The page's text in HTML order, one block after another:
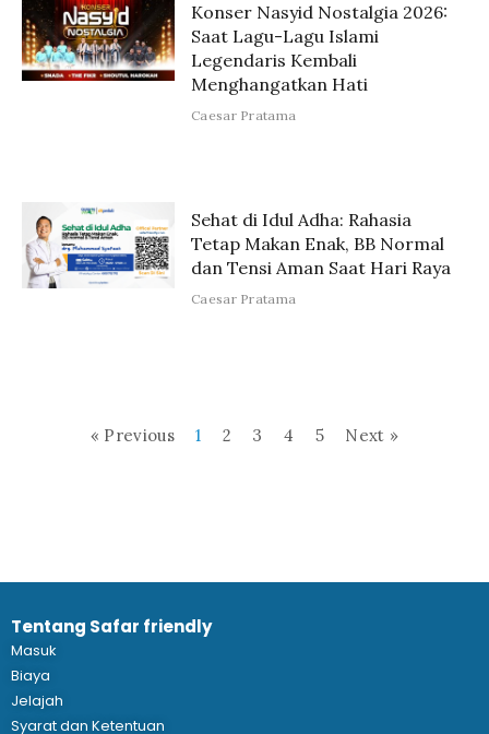
Konser Nasyid Nostalgia 2026:
Saat Lagu-Lagu Islami
Legendaris Kembali
Menghangatkan Hati
Caesar Pratama
Sehat di Idul Adha: Rahasia
Tetap Makan Enak, BB Normal
dan Tensi Aman Saat Hari Raya
Caesar Pratama
« Previous 1 2 3 4 5 Next »
Tentang Safar friendly
Masuk
Biaya
Jelajah
Syarat dan Ketentuan